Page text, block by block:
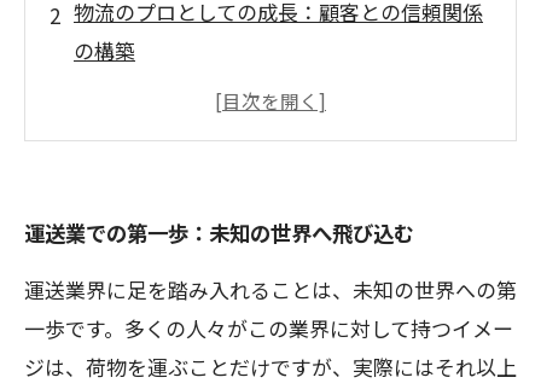
物流のプロとしての成長：顧客との信頼関係
の構築
課題との格闘：運送業のリアルと成長の秘訣
チームワークの力：共同作業から得る達成感
それぞれのエピソード：運送業を通じての学
未来への展望：運送業の充実感をさらに高め
るために
運送業での第一歩：未知の世界へ飛び込む
運送業界に足を踏み入れることは、未知の世界への第
一歩です。多くの人々がこの業界に対して持つイメー
ジは、荷物を運ぶことだけですが、実際にはそれ以上